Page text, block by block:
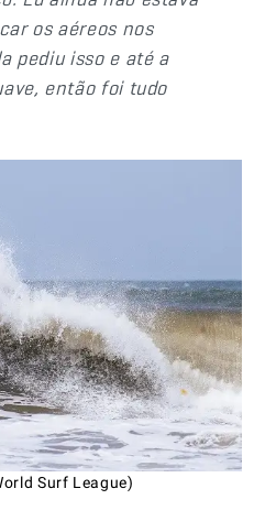
os aéreos nos
pediu isso e até a
então foi tudo
Surf League)